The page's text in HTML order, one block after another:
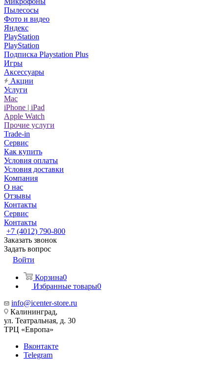
Пылесосы
Фото и видео
Яндекс
PlayStation
PlayStation
Подписка Playstation Plus
Игры
Аксессуары
Акции
Услуги
Mac
iPhone | iPad
Apple Watch
Прочие услуги
Trade-in
Сервис
Как купить
Условия оплаты
Условия доставки
Компания
О нас
Отзывы
Контакты
Сервис
Контакты
+7 (4012) 790-800
Заказать звонок
Задать вопрос
Войти
Корзина0
Избранные товары0
info@icenter-store.ru
Калининград,
ул. Театральная, д. 30
ТРЦ «Европа»
Вконтакте
Telegram